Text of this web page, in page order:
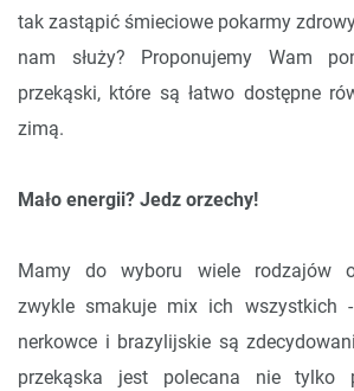
tak zastąpić śmieciowe pokarmy
nam służy? Proponujemy Wam
przekąski, które są łatwo dostępne
zimą.
Mało energii? Jedz orzechy!
Mamy do wyboru wiele rodzajów
zwykle smakuje mix ich wszystkich -
nerkowce i brazylijskie są
przekąska jest polecana nie tylko